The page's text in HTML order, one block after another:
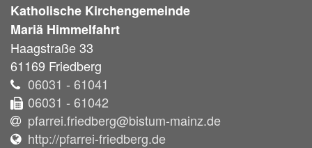
Katholische Kirchengemeinde
Mariä Himmelfahrt
Haagstraße 33
61169 Friedberg
06031 - 61041
06031 - 61042
pfarrei.friedberg@bistum-mainz.de
http://pfarrei-friedberg.de